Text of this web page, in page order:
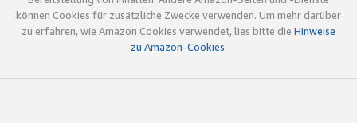
können Cookies für zusätzliche Zwecke verwenden. Um mehr darüber
zu erfahren, wie Amazon Cookies verwendet, lies bitte die Hinweise
zu Amazon-Cookies.